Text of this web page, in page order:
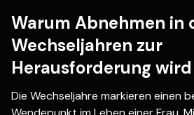
Warum Abnehmen in
Wechseljahren zur
Herausforderung wird
Die Wechseljahre markieren einen